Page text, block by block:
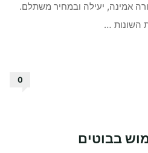
אמינה, יעילה ובמחיר משתלם.
השונות …
0
בבוטים